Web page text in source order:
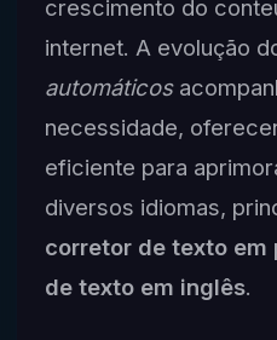
crescimento do
internet. A evolução
automáticos
necessidade,
eficiente para
diversos idiomas,
corretor de texto em
de texto em inglês.